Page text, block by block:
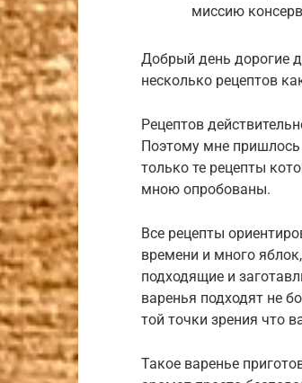
миссию
Добрый день дорогие
несколько рецептов
Рецептов
Поэтому мне пришлось
только те рецепты
мною опробованы.
Все рецепты
времени и много
подходящие и
варенья подходят не
той точки зрения что
Такое варенье